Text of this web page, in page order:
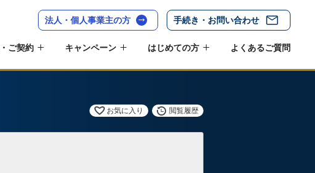
法人・個人事業主の方 手続き・お問い合わせ
ご契約 キャンペーン はじめての方 よくあるご質問
お気に入り 閲覧履歴